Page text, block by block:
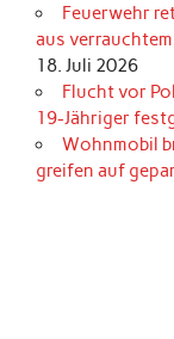
Feuerwehr
aus
18. Juli 2026
Flucht vor
19-Jähriger
Wohnmobil
greifen auf